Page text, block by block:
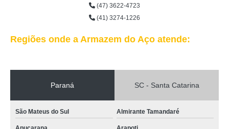
(47) 3622-4723
(41) 3274-1226
Regiões onde a Armazem do Aço atende:
Paraná SC - Santa Catarina
São Mateus do Sul Almirante Tamandaré